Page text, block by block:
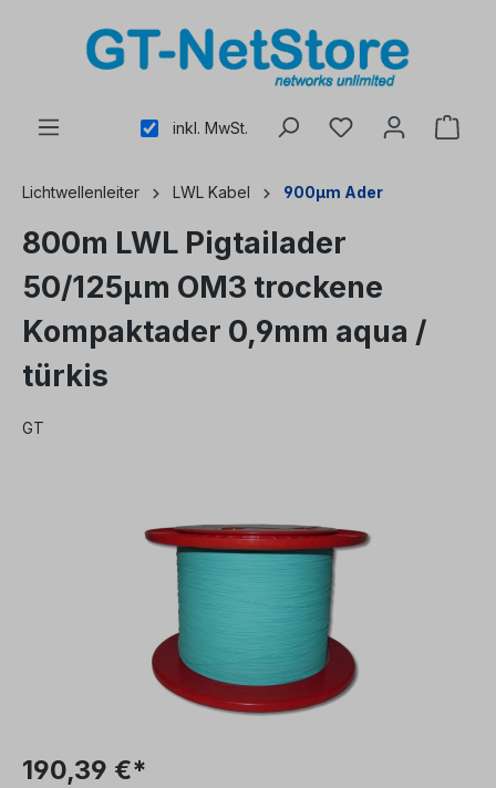
inkl. MwSt.
Lichtwellenleiter LWL Kabel 900µm Ader
800m LWL Pigtailader
50/125µm OM3 trockene
Kompaktader 0,9mm aqua /
türkis
GT
190,39 €*